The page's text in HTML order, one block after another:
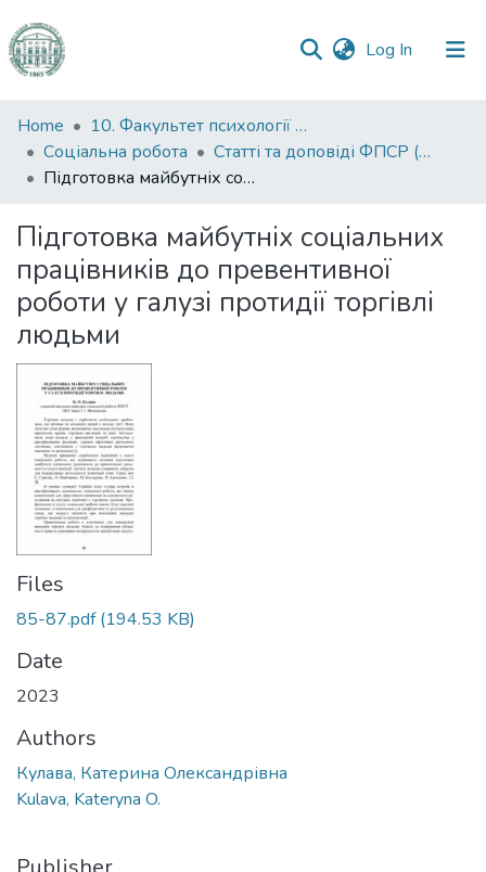
Log In (current)
Communities
&
Collections
Statistics
Home
10. Факультет психології та соціальної роботи
Соціальна робота
Статті та доповіді ФПСР (Соціальна робота)
Підготовка майбутніх соціальних працівників до превентивної роботи у галузі протидії торгівлі людьми
Підготовка майбутніх соціальних
працівників до превентивної
роботи у галузі протидії торгівлі
людьми
Files
85-87.pdf(194.53 KB)
Date
2023
Authors
Кулава, Катерина Олександрівна
Kulava, Kateryna O.